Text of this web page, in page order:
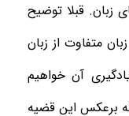
زبان. قبلا توضیح
متفاوت از زبان
آن خواهیم
برعکس این قضیه